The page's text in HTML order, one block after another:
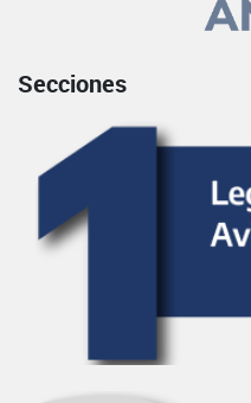
Secciones